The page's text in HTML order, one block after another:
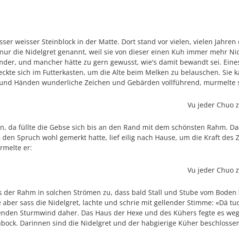
weisser Steinblock in der Matte. Dort stand vor vielen, vielen
die Nidelgret genannt, weil sie von dieser einen Kuh immer mehr
und mancher hätte zu gern gewusst, wie's damit bewandt sei.
sich im Futterkasten, um die Alte beim Melken zu belauschen.
Händen wunderliche Zeichen und Gebärden vollführend, murmelte
Vu jeder Chuo zwee
da füllte die Gebse sich bis an den Rand mit dem schönsten Rahm.
Spruch wohl gemerkt hatte, lief eilig nach Hause, um die Kraft
er:
Vu jeder Chuo zwee
der Rahm in solchen Strömen zu, dass bald Stall und Stube vom
sass die Nidelgret, lachte und schrie mit gellender Stimme: «Dä
Sturmwind daher. Das Haus der Hexe und des Kühers fegte es
Darinnen sind die Nidelgret und der habgierige Küher